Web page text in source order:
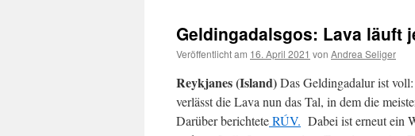
Geldingadalsgos: Lava läuft
Veröffentlicht am 16. April 2021 von Andrea Seliger
Reykjanes (Island)Das Geldingadalur ist
verlässt die Lava nun das Tal, in dem die
Darüber berichteteRÚV. Dabei ist erneut ein